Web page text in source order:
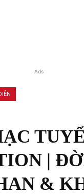
Ads
|
&